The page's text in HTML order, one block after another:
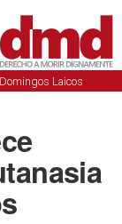
Laicos